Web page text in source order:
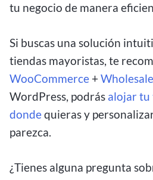
tu negocio de manera
Si buscas una solución
tiendas mayoristas, te
WooCommerce +
WordPress, podrás alojar tu
dondequieras y
parezca.
¿Tienes alguna pregunta